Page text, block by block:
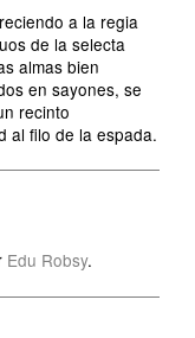
a la regia
de la selecta
almas bien
en sayones, se
recinto
al filo de la espada.
Edu Robsy.